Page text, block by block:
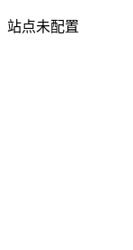
站点未配置